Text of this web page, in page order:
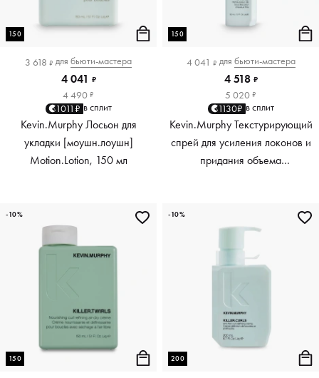
150
3 618 ₽ для бьюти-мастера
4 041 ₽
4 490 ₽
1011₽ в сплит
Kevin.Murphy Лосьон для
укладки [моушн.лоушн]
Motion.Lotion, 150 мл
150
4 041 ₽ для бьюти-мастера
4 518 ₽
5 020 ₽
1130₽ в сплит
Kevin.Murphy Текстурирующий
спрей для усиления локонов и
придания объема
150
-10%
200
-10%